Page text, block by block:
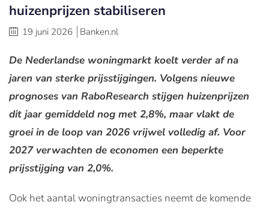
huizenprijzen stabiliseren
19 juni 2026 Banken.nl
De Nederlandse woningmarkt koelt verder af na
jaren van sterke prijsstijgingen. Volgens nieuwe
prognoses van RaboResearch stijgen huizenprijzen
dit jaar gemiddeld nog met 2,8%, maar vlakt de
groei in de loop van 2026 vrijwel volledig af. Voor
2027 verwachten de economen een beperkte
prijsstijging van 2,0%.
Ook het aantal woningtransacties neemt de komende